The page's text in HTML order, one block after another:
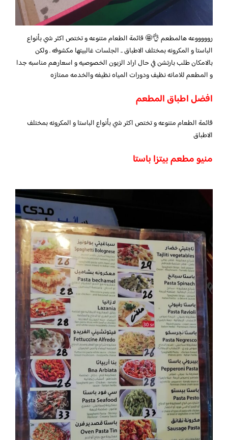
روووووعه هالمطعم 👌🤩 قائمة الطعام متنوعه و تختص اكثر شي بأنواع
الباستا و المكرونه بمختلف الاطباق .. الجلسات غالبيتها مكشوفه . ولكن
بالامكان طلب بارتشن في حال اراد الزبون الخصوصيه و اسعارهم مناسبه جدا
و المطعم للامانه نظيف ودورات المياه نظيفه والخدمه ممتازه
افضل اطباق المطعم
قائمة الطعام متنوعه و تختص اكثر شي بأنواع الباستا و المكرونه بمختلف
الاطباق
منيو مطعم بيتزا باستا